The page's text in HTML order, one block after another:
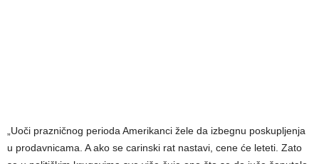
„Uoči prazničnog perioda Amerikanci žele da izbegnu poskupljenja
u prodavnicama. A ako se carinski rat nastavi, cene će leteti. Zato